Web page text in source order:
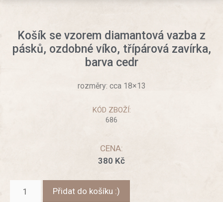
Košík se vzorem diamantová vazba z
pásků, ozdobné víko, třípárová zavírka,
barva cedr
rozměry: cca 18×13
KÓD ZBOŽÍ:
686
CENA:
380 Kč
Přidat do košíku :)